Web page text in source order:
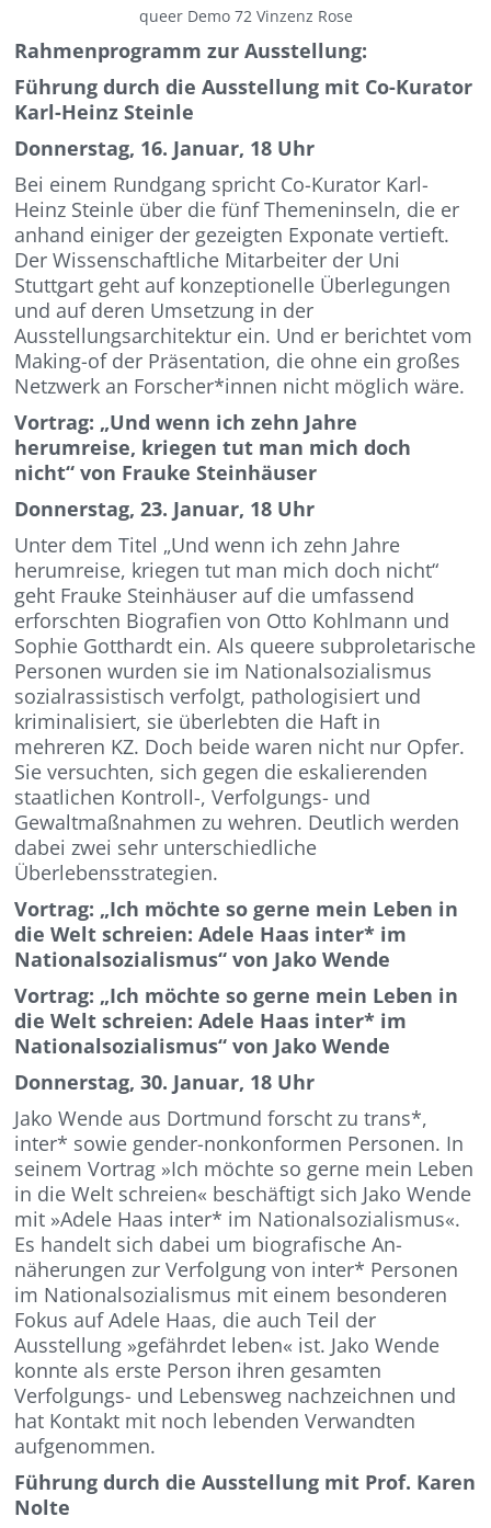
queer Demo 72 Vinzenz Rose
Rahmenprogramm zur Ausstellung:
Führung durch die Ausstellung mit Co-Kurator
Karl-Heinz Steinle
Donnerstag, 16. Januar, 18 Uhr
Bei einem Rundgang spricht Co-Kurator Karl-
Heinz Steinle über die fünf Themeninseln, die er
anhand einiger der gezeigten Expona­te vertieft.
Der Wissenschaftliche Mitarbeiter der Uni
Stuttgart geht auf konzeptionelle Überlegungen
und auf deren Umsetzung in der
Ausstellungsarchitektur ein. Und er berichtet vom
Making-of der Präsen­tation, die ohne ein großes
Netzwerk an Forscher*innen nicht möglich wäre.
Vortrag: „Und wenn ich zehn Jah­re
herumreise, kriegen tut man mich doch
nicht“ von Frauke Steinhäuser
Donnerstag, 23. Januar, 18 Uhr
Unter dem Titel „Und wenn ich zehn Jah­re
herumreise, kriegen tut man mich doch nicht“
geht Frauke Steinhäuser auf die um­fassend
erforschten Biografien von Otto Kohlmann und
Sophie Gotthardt ein. Als queere subproletarische
Personen wurden sie im Nationalsozialismus
sozialrassistisch verfolgt, pathologisiert und
kriminalisiert, sie überlebten die Haft in
mehreren KZ. Doch beide waren nicht nur Opfer.
Sie versuchten, sich gegen die eskalierenden
staatlichen Kontroll-, Verfolgungs- und
Gewaltmaßnah­men zu wehren. Deutlich werden
dabei zwei sehr unterschiedliche
Überlebensstrategien.
Vortrag: „Ich möchte so gerne mein Leben in
die Welt schreien: Adele Haas inter* im
Nationalsozialismus“ von Jako Wende
Vortrag: „Ich möchte so gerne mein Leben in
die Welt schreien: Adele Haas inter* im
Nationalsozialismus“ von Jako Wende
Donnerstag, 30. Januar, 18 Uhr
Jako Wende aus Dortmund forscht zu trans*,
inter* sowie gender-nonkonformen Per­sonen. In
seinem Vortrag »Ich möchte so gerne mein Leben
in die Welt schreien« beschäftigt sich Jako Wende
mit »Adele Haas inter* im Nationalsozialismus«.
Es handelt sich dabei um biografische An­
näherungen zur Verfolgung von inter* Per­sonen
im Nationalsozialismus mit einem besonderen
Fokus auf Adele Haas, die auch Teil der
Ausstellung »gefährdet leben« ist. Jako Wende
konnte als erste Person ihren gesamten
Verfolgungs- und Lebensweg nachzeichnen und
hat Kontakt mit noch lebenden Verwandten
aufgenommen.
Führung durch die Ausstellung mit Prof. Karen
Nolte